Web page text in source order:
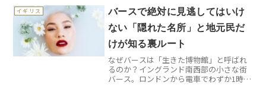
ブ・アメリカ（NGLA）は、1908年に設立
されたアメリカ屈...
イギリス
バースで絶対に見逃してはいけ
ない「隠れた名所」と地元民だ
けが知る裏ルート
なぜバースは「生きた博物館」と呼ばれ
るのか？イングランド南西部の小さな街
バース。ロンドンから電車でわずか1時間